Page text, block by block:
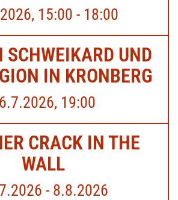
15:00 - 18:00
UND
IN KRONBERG
19:00
CRACK IN THE
WALL
- 8.8.2026